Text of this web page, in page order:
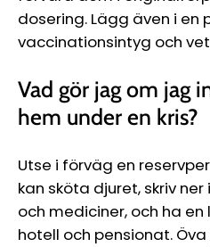
dosering. Lägg även i en
vaccinationsintyg och
Vad gör jag om jag
hem under en kris?
Utse i förväg en
kan sköta djuret, skriv
och mediciner, och ha
hotell och pensionat.